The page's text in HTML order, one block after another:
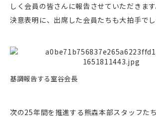
しく会員の皆さんに報告させていただきま
決意表明に、出席した会員たちも大拍手でし
基調報告する室谷会長
次の25年間を推進する熊森本部スタッフた